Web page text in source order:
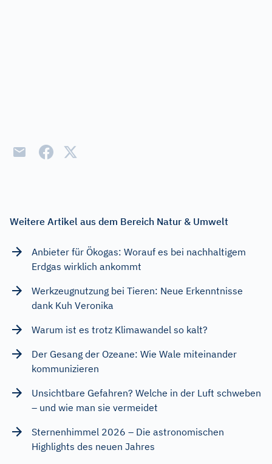
Weitere Artikel aus dem Bereich Natur & Umwelt
Anbieter für Ökogas: Worauf es bei nachhaltigem
Erdgas wirklich ankommt
Werkzeugnutzung bei Tieren: Neue Erkenntnisse
dank Kuh Veronika
Warum ist es trotz Klimawandel so kalt?
Der Gesang der Ozeane: Wie Wale miteinander
kommunizieren
Unsichtbare Gefahren? Welche in der Luft schweben
– und wie man sie vermeidet
Sternenhimmel 2026 – Die astronomischen
Highlights des neuen Jahres